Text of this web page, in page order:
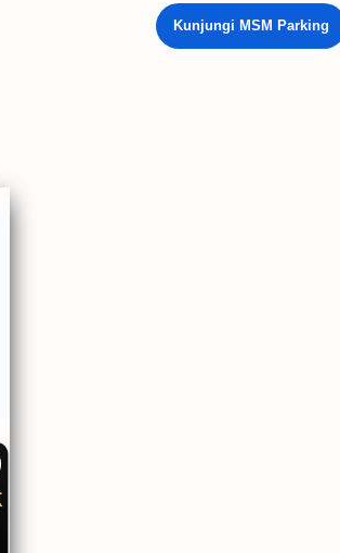
Kunjungi MSM Parking